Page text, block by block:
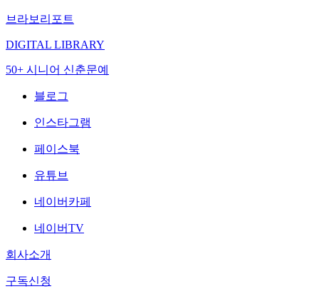
브라보리포트
DIGITAL LIBRARY
50+ 시니어 신춘문예
블로그
인스타그램
페이스북
유튜브
네이버카페
네이버TV
회사소개
구독신청